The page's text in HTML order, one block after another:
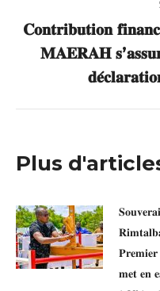
𝐂𝐨𝐧𝐭𝐫𝐢𝐛𝐮𝐭𝐢𝐨𝐧
𝐌𝐀𝐄𝐑𝐀𝐇
Plus
𝐦𝐞𝐭 𝐞𝐧